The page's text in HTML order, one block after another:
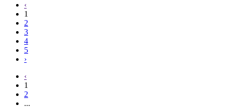
‹
1
2
3
4
5
›
‹
1
2
...